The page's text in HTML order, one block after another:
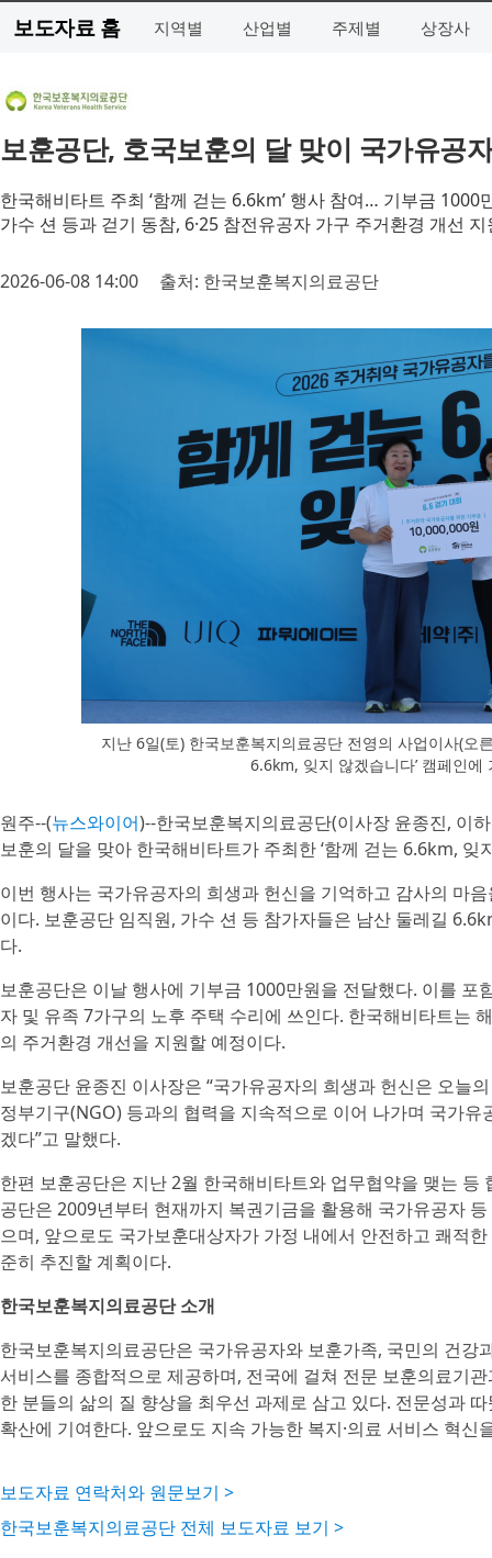
보도자료 홈 지역별 산업별 주제별 상장사
보훈공단, 호국보훈의 달 맞이 국가유공
한국해비타트 주최 ‘함께 걷는 6.6km’ 행사 참여… 기부금 1000
가수 션 등과 걷기 동참, 6·25 참전유공자 가구 주거환경 개선 지
2026-06-08 14:00 출처: 한국보훈복지의료공단
지난 6일(토) 한국보훈복지의료공단 전영의 사업이사(오
6.6km, 잊지 않겠습니다’ 캠페인에
원주--(뉴스와이어)--한국보훈복지의료공단(이사장 윤종진, 이
보훈의 달을 맞아 한국해비타트가 주최한 ‘함께 걷는 6.6km,
이번 행사는 국가유공자의 희생과 헌신을 기억하고 감사의 마
이다. 보훈공단 임직원, 가수 션 등 참가자들은 남산 둘레길
다.
보훈공단은 이날 행사에 기부금 1000만원을 전달했다. 이를 포
자 및 유족 7가구의 노후 주택 수리에 쓰인다. 한국해비타트는
의 주거환경 개선을 지원할 예정이다.
보훈공단 윤종진 이사장은 “국가유공자의 희생과 헌신은 오늘
정부기구(NGO) 등과의 협력을 지속적으로 이어 나가며 국가
겠다”고 말했다.
한편 보훈공단은 지난 2월 한국해비타트와 업무협약을 맺는
공단은 2009년부터 현재까지 복권기금을 활용해 국가유공자
으며, 앞으로도 국가보훈대상자가 가정 내에서 안전하고 쾌적
준히 추진할 계획이다.
한국보훈복지의료공단 소개
한국보훈복지의료공단은 국가유공자와 보훈가족, 국민의 건강
서비스를 종합적으로 제공하며, 전국에 걸쳐 전문 보훈의료기
한 분들의 삶의 질 향상을 최우선 과제로 삼고 있다. 전문성과
확산에 기여한다. 앞으로도 지속 가능한 복지·의료 서비스 혁
보도자료 연락처와 원문보기 >
한국보훈복지의료공단 전체 보도자료 보기 >